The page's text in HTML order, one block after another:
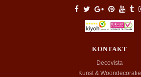
KONTAKT
Decovista
Kunst & Woondecoratie